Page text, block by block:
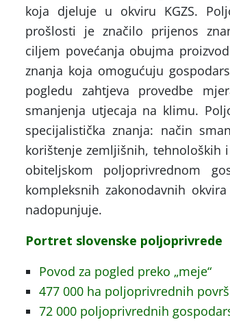
koja djeluje u okviru KGZS.
prošlosti je značilo prijenos
ciljem povećanja obujma
znanja koja omogućuju
pogledu zahtjeva provedbe
smanjenja utjecaja na klimu.
specijalistička znanja: način
korištenje zemljišnih, tehnoloških
obiteljskom poljoprivrednom
kompleksnih zakonodavnih
nadopunjuje.
Portret slovenske poljoprivrede
Povod za pogled preko „meje“
477 000 ha poljoprivrednih
72 000 poljoprivrednih